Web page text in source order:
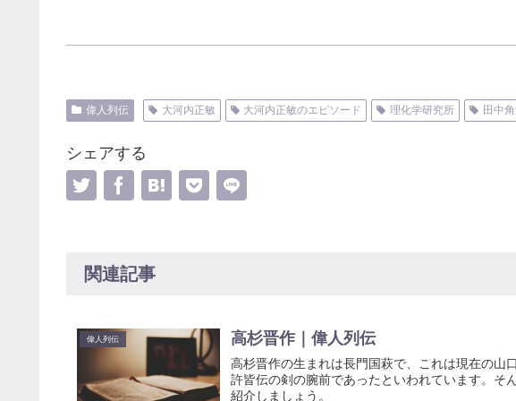
偉人列伝 大河内正敏 大河内正敏のエピソード 理化学研究所 田中
シェアする
関連記事
偉人列伝 高杉晋作｜偉人列伝
高杉晋作の生まれは長門国萩で、これは現在の山
許皆伝の剣の腕前であったといわれています。そ
紹介しましょう。